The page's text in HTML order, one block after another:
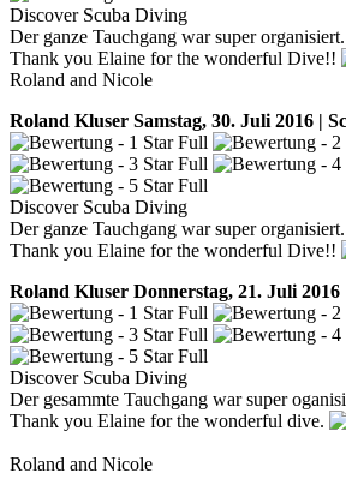
Discover Scuba Diving
Der ganze Tauchgang war super
Thank you Elaine for the wonderful Dive!!
Roland and Nicole
Roland Kluser Samstag, 30. Juli 2016 |
Discover Scuba Diving
Der ganze Tauchgang war super
Thank you Elaine for the wonderful Dive!!
Roland Kluser Donnerstag, 21. Juli 2016
Discover Scuba Diving
Der gesammte Tauchgang war super
Thank you Elaine for the wonderful dive.
Roland and Nicole